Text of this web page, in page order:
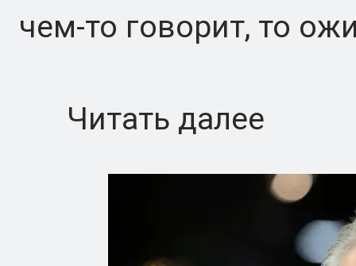
чем-то говорит, то
Читать далее